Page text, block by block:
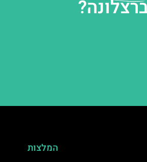
המלצות